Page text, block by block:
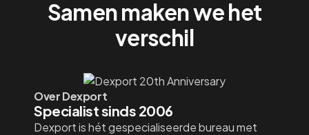
Samen maken we het
verschil
Over Dexport
Specialist sinds 2006
Dexport is hét gespecialiseerde bureau met